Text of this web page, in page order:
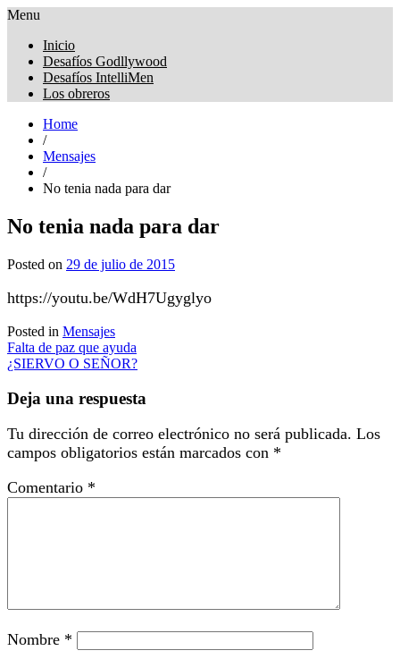
Obreros Universal
Menu
Inicio
Desafíos Godllywood
Desafíos IntelliMen
Los obreros
Home
/
Mensajes
/
No tenia nada para dar
No tenia nada para dar
Posted on 29 de julio de 2015
https://youtu.be/WdH7Ugyglyo
Posted in Mensajes
Navegación
de
entradas
Falta de paz que ayuda
¿SIERVO O SEÑOR?
Deja una respuesta
Tu dirección de correo electrónico no será publicada. Los
campos obligatorios están marcados con *
Comentario *
Nombre *